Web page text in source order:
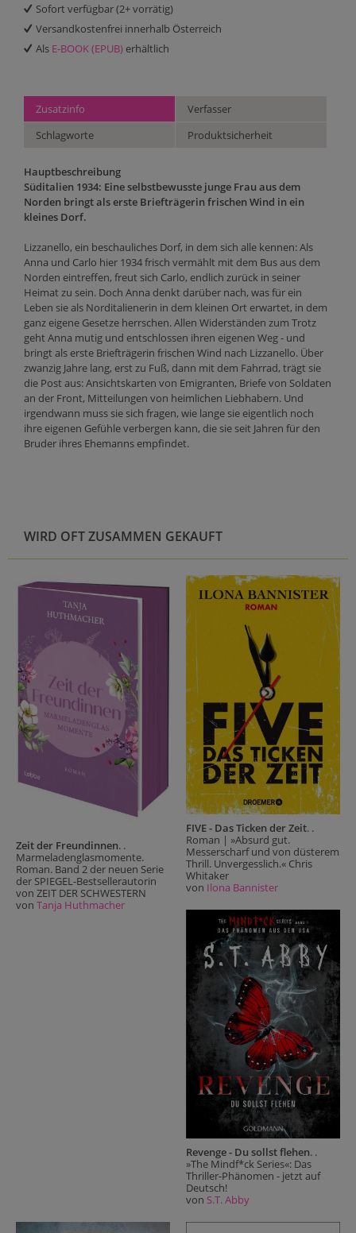
Sofort verfügbar (2+ vorrätig)
Versandkostenfrei innerhalb Österreich
Als E-BOOK (EPUB) erhältlich
Zusatzinfo
Verfasser
Schlagworte
Produktsicherheit
Hauptbeschreibung
Süditalien 1934: Eine selbstbewusste junge Frau aus dem
Norden bringt als erste Briefträgerin frischen Wind in ein
kleines Dorf.
Lizzanello, ein beschauliches Dorf, in dem sich alle kennen: Als
Anna und Carlo hier 1934 frisch vermählt mit dem Bus aus dem
Norden eintreffen, freut sich Carlo, endlich zurück in seiner
Heimat zu sein. Doch Anna denkt darüber nach, was für ein
Leben sie als Norditalienerin in dem kleinen Ort erwartet, in dem
ganz eigene Gesetze herrschen. Allen Widerständen zum Trotz
geht Anna mutig und entschlossen ihren eigenen Weg - und
bringt als erste Briefträgerin frischen Wind nach Lizzanello. Über
zwanzig Jahre lang, erst zu Fuß, dann mit dem Fahrrad, trägt sie
die Post aus: Ansichtskarten von Emigranten, Briefe von Soldaten
an der Front, Mitteilungen von heimlichen Liebhabern. Und
irgendwann muss sie sich fragen, wie lange sie eigentlich noch
ihre eigenen Gefühle verbergen kann, die sie seit Jahren für den
Bruder ihres Ehemanns empfindet.
WIRD OFT ZUSAMMEN GEKAUFT
Zeit der Freundinnen. .
Marmeladenglasmomente.
Roman. Band 2 der neuen Serie
der SPIEGEL-Bestsellerautorin
von ZEIT DER SCHWESTERN
von Tanja Huthmacher
FIVE - Das Ticken der Zeit. .
Roman | »Absurd gut.
Messerscharf und von düsterem
Thrill. Unvergesslich.« Chris
Whitaker
von Ilona Bannister
Revenge - Du sollst flehen. .
»The Mindf*ck Series«: Das
Thriller-Phänomen - jetzt auf
Deutsch!
von S.T. Abby